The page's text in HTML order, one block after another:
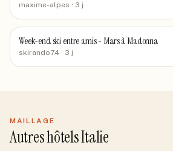
maxime-alpes · 3 j
Week-end ski entre amis - Mars à Madonna
skirando74 · 3 j
MAILLAGE
Autres hôtels Italie